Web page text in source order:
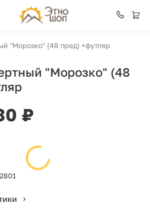
"Морозко" (48 пред) +футляр
"Морозко" (48
₽